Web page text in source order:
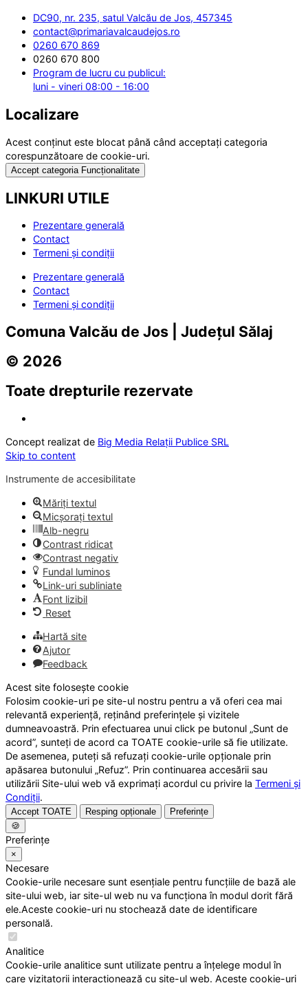
DC90, nr. 235, satul Valcău de Jos, 457345
contact@primariavalcaudejos.ro
0260 670 869
0260 670 800
Program de lucru cu publicul:
luni - vineri 08:00 - 16:00
Localizare
Acest conținut este blocat până când acceptați categoria
corespunzătoare de cookie-uri.
Accept categoria Funcționalitate
LINKURI UTILE
Prezentare generală
Contact
Termeni și condiții
Prezentare generală
Contact
Termeni și condiții
Comuna Valcău de Jos | Județul Sălaj
© 2026
Toate drepturile rezervate
Concept realizat de Big Media Relații Publice SRL
Skip to content
Instrumente de accesibilitate
Măriți textul
Micșorați textul
Alb-negru
Contrast ridicat
Contrast negativ
Fundal luminos
Link-uri subliniate
Font lizibil
Reset
Hartă site
Ajutor
Feedback
Acest site folosește cookie
Folosim cookie-uri pe site-ul nostru pentru a vă oferi cea mai
relevantă experiență, reținând preferințele și vizitele
dumneavoastră. Prin efectuarea unui click pe butonul „Sunt de
acord”, sunteți de acord ca TOATE cookie-urile să fie utilizate.
De asemenea, puteți să refuzați cookie-urile opționale prin
apăsarea butonului „Refuz”. Prin continuarea accesării sau
utilizării Site-ului web vă exprimați acordul cu privire la Termeni și
Condiții.
Accept TOATE Resping opționale
Preferințe
🍪
Preferințe
×
Necesare
Cookie-urile necesare sunt esențiale pentru funcțiile de bază ale
site-ului web, iar site-ul web nu va funcționa în modul dorit fără
ele.Aceste cookie-uri nu stochează date de identificare
personală.
Analitice
Cookie-urile analitice sunt utilizate pentru a înțelege modul în
care vizitatorii interacționează cu site-ul web. Aceste cookie-uri